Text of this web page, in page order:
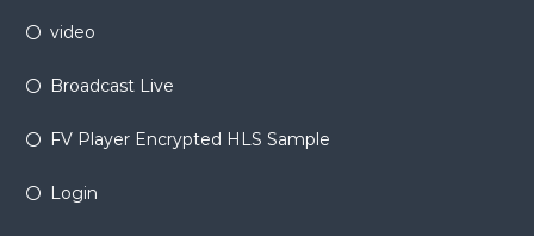
video
Broadcast Live
FV Player Encrypted HLS Sample
Login